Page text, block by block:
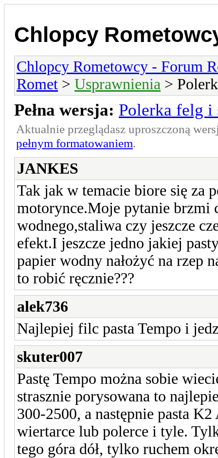
Chlopcy
Chlopcy Rometowcy - Forum
Romet > Usprawnienia >
Pełna wersja: Polerka felg
Aktualnie przeglądasz uproszczoną
pełnym formatowaniem.
JANKES
Tak jak w temacie biore się za
motorynce.Moje pytanie brzmi
wodnego,staliwa czy jeszcze
efekt.I jeszcze jedno jakiej
papier wodny nałożyć na rzep
to robić ręcznie???
alek736
Najlepiej filc pasta Tempo i
skuter007
Pastę Tempo można sobie
strasznie porysowana to
300-2500, a następnie pasta
wiertarce lub polerce i tyle.
tego góra dół, tylko ruchem